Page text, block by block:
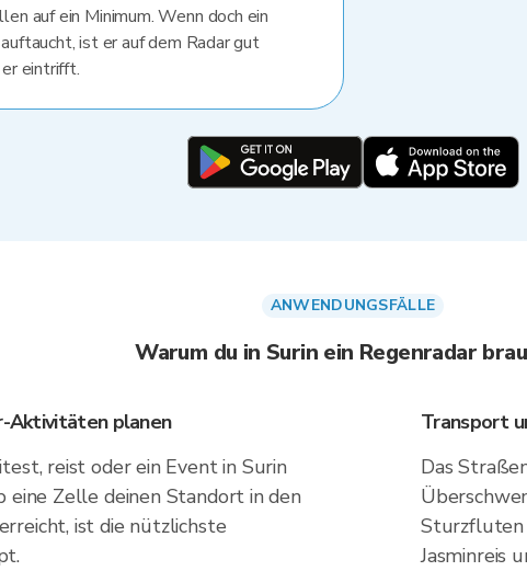
auf ein Minimum. Wenn doch ein
ist er auf dem Radar gut
eintrifft.
ANWENDUNGSFÄLLE
Warum du in Surin ein Regenradar
Aktivitäten planen
reist oder ein Event in Surin
eine Zelle deinen Standort in den
ist die nützlichste
Transport
Das
Sturzfluten
Jasminreis